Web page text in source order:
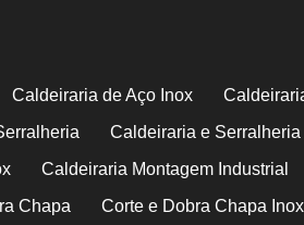
Caldeiraria de Aço Inox
Caldeiraria e Serralheria
Caldeiraria Montagem Industrial
Chapa
Corte e Dobra Chapa Inox